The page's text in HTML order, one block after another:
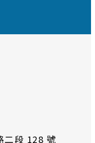
二段 128 號